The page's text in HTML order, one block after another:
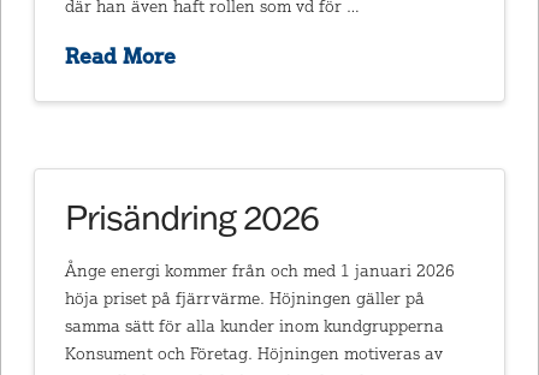
där han även haft rollen som vd för …
Read More
Prisändring 2026
Ånge energi kommer från och med 1 januari 2026
höja priset på fjärrvärme. Höjningen gäller på
samma sätt för alla kunder inom kundgrupperna
Konsument och Företag. Höjningen motiveras av